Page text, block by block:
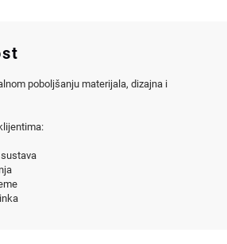
poboljšanju materijala, dizajna i